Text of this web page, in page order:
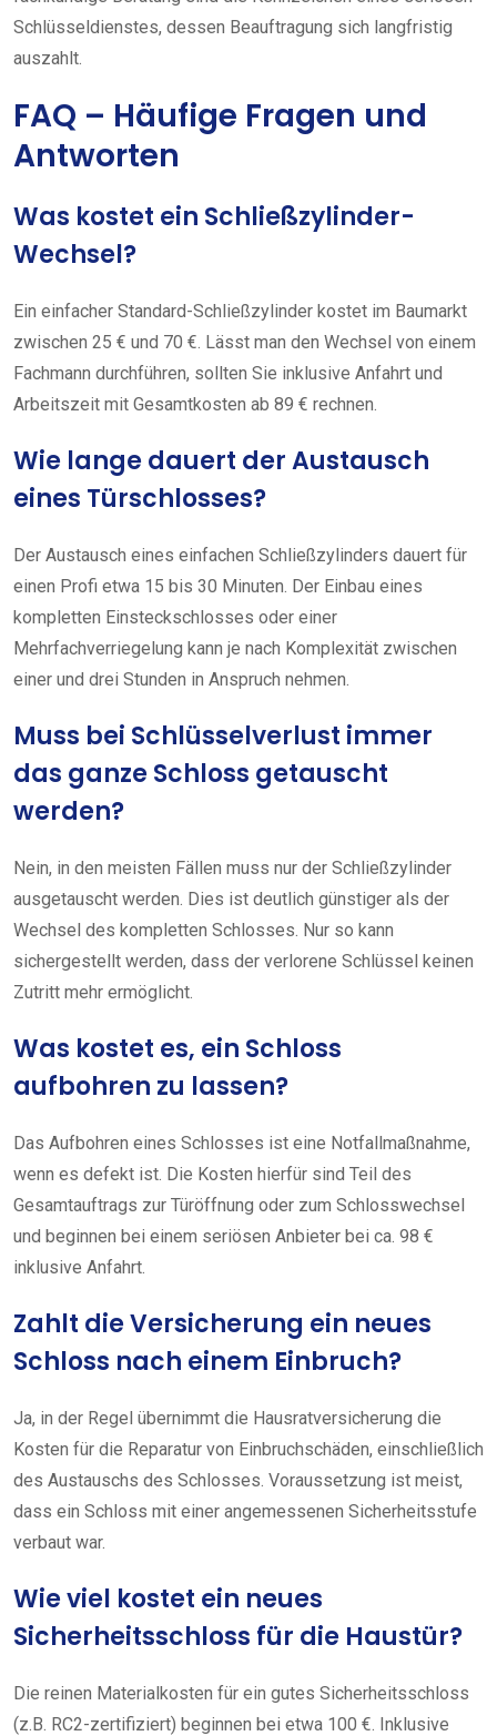
Schlüsseldienstes, dessen Beauftragung sich langfristig
auszahlt.
FAQ – Häufige Fragen und
Antworten
Was kostet ein Schließzylinder-
Wechsel?
Ein einfacher Standard-Schließzylinder kostet im Baumarkt
zwischen 25 € und 70 €. Lässt man den Wechsel von einem
Fachmann durchführen, sollten Sie inklusive Anfahrt und
Arbeitszeit mit Gesamtkosten ab 89 € rechnen.
Wie lange dauert der Austausch
eines Türschlosses?
Der Austausch eines einfachen Schließzylinders dauert für
einen Profi etwa 15 bis 30 Minuten. Der Einbau eines
kompletten Einsteckschlosses oder einer
Mehrfachverriegelung kann je nach Komplexität zwischen
einer und drei Stunden in Anspruch nehmen.
Muss bei Schlüsselverlust immer
das ganze Schloss getauscht
werden?
Nein, in den meisten Fällen muss nur der Schließzylinder
ausgetauscht werden. Dies ist deutlich günstiger als der
Wechsel des kompletten Schlosses. Nur so kann
sichergestellt werden, dass der verlorene Schlüssel keinen
Zutritt mehr ermöglicht.
Was kostet es, ein Schloss
aufbohren zu lassen?
Das Aufbohren eines Schlosses ist eine Notfallmaßnahme,
wenn es defekt ist. Die Kosten hierfür sind Teil des
Gesamtauftrags zur Türöffnung oder zum Schlosswechsel
und beginnen bei einem seriösen Anbieter bei ca. 98 €
inklusive Anfahrt.
Zahlt die Versicherung ein neues
Schloss nach einem Einbruch?
Ja, in der Regel übernimmt die Hausratversicherung die
Kosten für die Reparatur von Einbruchschäden, einschließlich
des Austauschs des Schlosses. Voraussetzung ist meist,
dass ein Schloss mit einer angemessenen Sicherheitsstufe
verbaut war.
Wie viel kostet ein neues
Sicherheitsschloss für die Haustür?
Die reinen Materialkosten für ein gutes Sicherheitsschloss
(z.B. RC2-zertifiziert) beginnen bei etwa 100 €. Inklusive